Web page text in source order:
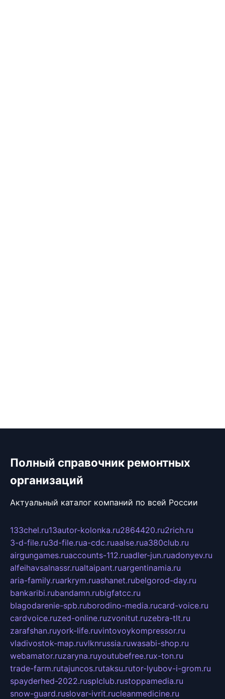
Полный справочник ремонтных
организаций
Актуальный каталог компаний по всей России
133chel.ru13autor-kolonka.ru2864420.ru2rich.ru
3-d-file.ru3d-file.rua-cdc.ruaalse.rua380club.ru
airgungames.ruaccounts-112.ruadler-jun.ruadonyev.ru
alfeihavsalnassr.rualtaipant.ruargentinamia.ru
aria-family.ruarkrym.ruashanet.rubelgorod-day.ru
bankaribi.rubandamn.rubigfatcc.ru
blagodarenie-spb.ruborodino-media.rucard-voice.ru
cardvoice.ruzed-online.ruzvonitut.ruzebra-tlt.ru
zarafshan.ruyork-life.ruvintovoykompressor.ru
vladivostok-map.ruvlknrussia.ruwasabi-shop.ru
webamator.ruzaryna.ruyoutubefree.rux-ton.ru
trade-farm.rutajuncos.rutaksu.rutor-lyubov-i-grom.ru
spayderhed-2022.rusplclub.rustoppamedia.ru
snow-guard.ruslovar-ivrit.rucleanmedicine.ru